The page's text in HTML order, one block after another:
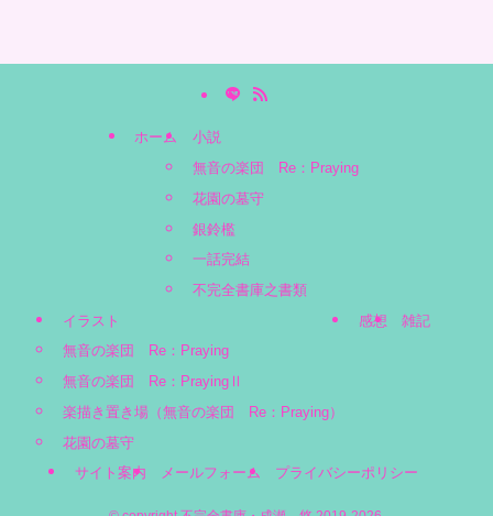
ホーム
小説
無音の楽団 Re：Praying
花園の墓守
銀鈴檻
一話完結
不完全書庫之書類
イラスト
無音の楽団 Re：Praying
無音の楽団 Re：PrayingⅡ
楽描き置き場（無音の楽団 Re：Praying）
花園の墓守
感想 雑記
サイト案内 メールフォーム プライバシーポリシー